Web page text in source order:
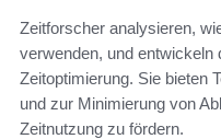
Zeitforscher analysieren,
verwenden, und entwickeln
Zeitoptimierung. Sie bieten
und zur Minimierung von
Zeitnutzung zu fördern.